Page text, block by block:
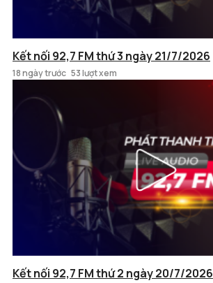
Kết nối 92,7 FM thứ 3 ngày 21/7/2026
18 ngày trước 53 lượt xem
Kết nối 92,7 FM thứ 2 ngày 20/7/2026